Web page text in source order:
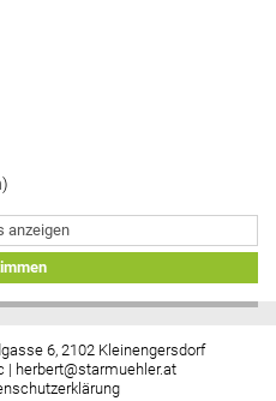
anzeigen
6, 2102 Kleinengersdorf
| herbert@starmuehler.at